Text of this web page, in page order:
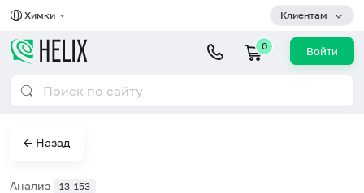
Химки Клиентам
0 Войти
← Назад
Анализ 13-153